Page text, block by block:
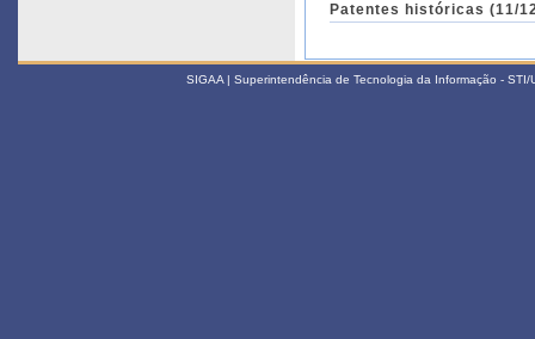
Patentes históricas (11/
SIGAA | Superintendência de Tecnologia da Informação -